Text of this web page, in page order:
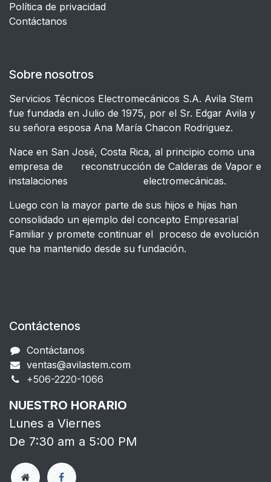
​Política de privacidad
Contáctanos
Sobre nosotros
Servicios Técnicos Electromecánicos S.A. Avila Stem
fue fundada en Julio de 1975, por el Sr. Edgar Avila y
su señora esposa Ana María Chacon Rodriguez.
Nace en San José, Costa Rica, al principio como una
empresa de reconstrucción de Calderas de Vapor e
instalaciones electromecánicas.
Luego con la mayor parte de sus hijos e hijas han
consolidado un ejemplo del concepto Empresarial
Familiar y promete continuar el proceso de evolución
que ha mantenido desde su fundación.
Contáctenos
Contáctanos
ventas@avilastem.com
+506-2220-1066​
NUESTRO HORARIO
Lunes a Viernes
De 7:30 am a 5:00 PM